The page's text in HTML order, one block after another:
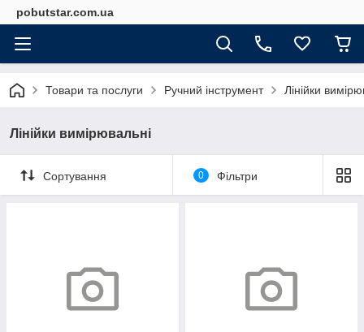
pobutstar.com.ua
Товари та послуги Ручний інструмент Лінійки
Лінійки вимірювальні
Сортування 0 Фільтри